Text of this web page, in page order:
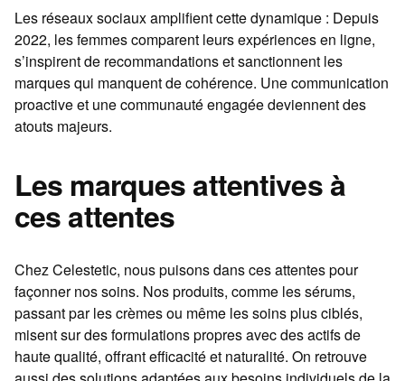
Les réseaux sociaux amplifient cette dynamique : Depuis
2022, les femmes comparent leurs expériences en ligne,
s’inspirent de recommandations et sanctionnent les
marques qui manquent de cohérence. Une communication
proactive et une communauté engagée deviennent des
atouts majeurs.
Les marques attentives à
ces attentes
Chez Celestetic, nous puisons dans ces attentes pour
façonner nos soins. Nos produits, comme les sérums,
passant par les crèmes ou même les soins plus ciblés,
misent sur des formulations propres avec des actifs de
haute qualité, offrant efficacité et naturalité. On retrouve